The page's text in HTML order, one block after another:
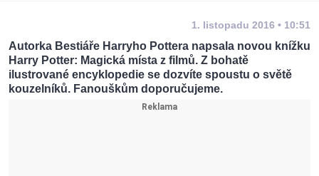
1. listopadu 2016 • 10:51
Autorka Bestiáře Harryho Pottera napsala novou knížku
Harry Potter: Magická místa z filmů. Z bohatě
ilustrované encyklopedie se dozvíte spoustu o světě
kouzelníků. Fanouškům doporučujeme.